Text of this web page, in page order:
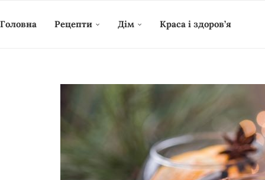
Головна Рецепти Дім Краса і здоров’я